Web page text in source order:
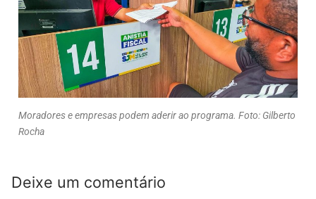
Moradores e empresas podem aderir ao programa. Foto: Gilberto
Rocha
Deixe um comentário